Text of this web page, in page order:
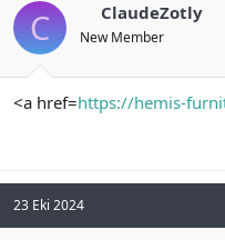
C ClaudeZotly
New Member
<a href=https://hemis-
23 Eki 2024